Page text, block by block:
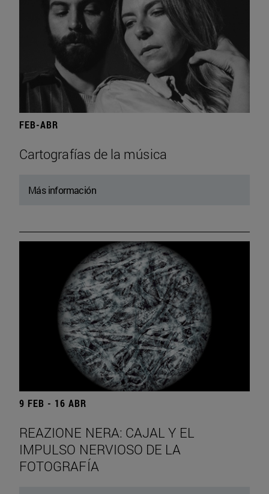
FEB-ABR
Cartografías de la música
Más información
9 FEB - 16 ABR
REAZIONE NERA: CAJAL Y EL
IMPULSO NERVIOSO DE LA
FOTOGRAFÍA